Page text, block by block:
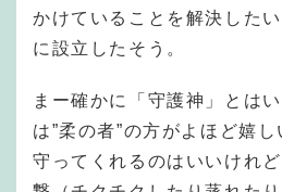
かけていることを解決した
に設立したそう。
まー確かに「守護神」とはい
は”柔の者”の方がよほど嬉
守ってくれるのはいいけれ